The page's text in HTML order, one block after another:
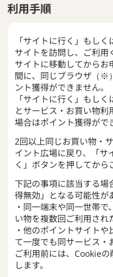
利用手順
「サイトに行く」もし
サイトを訪問し、ご利用
サイトに移動してからお
間に、同じブラウザ（※
ント獲得ができません。
「サイトに行く」もし
とサービス・お買い物利
場合はポイント獲得がで
2回以上同じお買い物・
イント広場に戻り、「サ
く」ボタンを押してから
下記の事項に該当する場
得無効」となる可能性が
・同一端末や同一世帯
い物を複数回ご利用され
・他のポイントサイト
て一度でも同サービス
ご利用前には、Cookie
します。